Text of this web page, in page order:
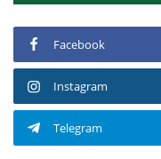
Facebook
Instagram
Telegram